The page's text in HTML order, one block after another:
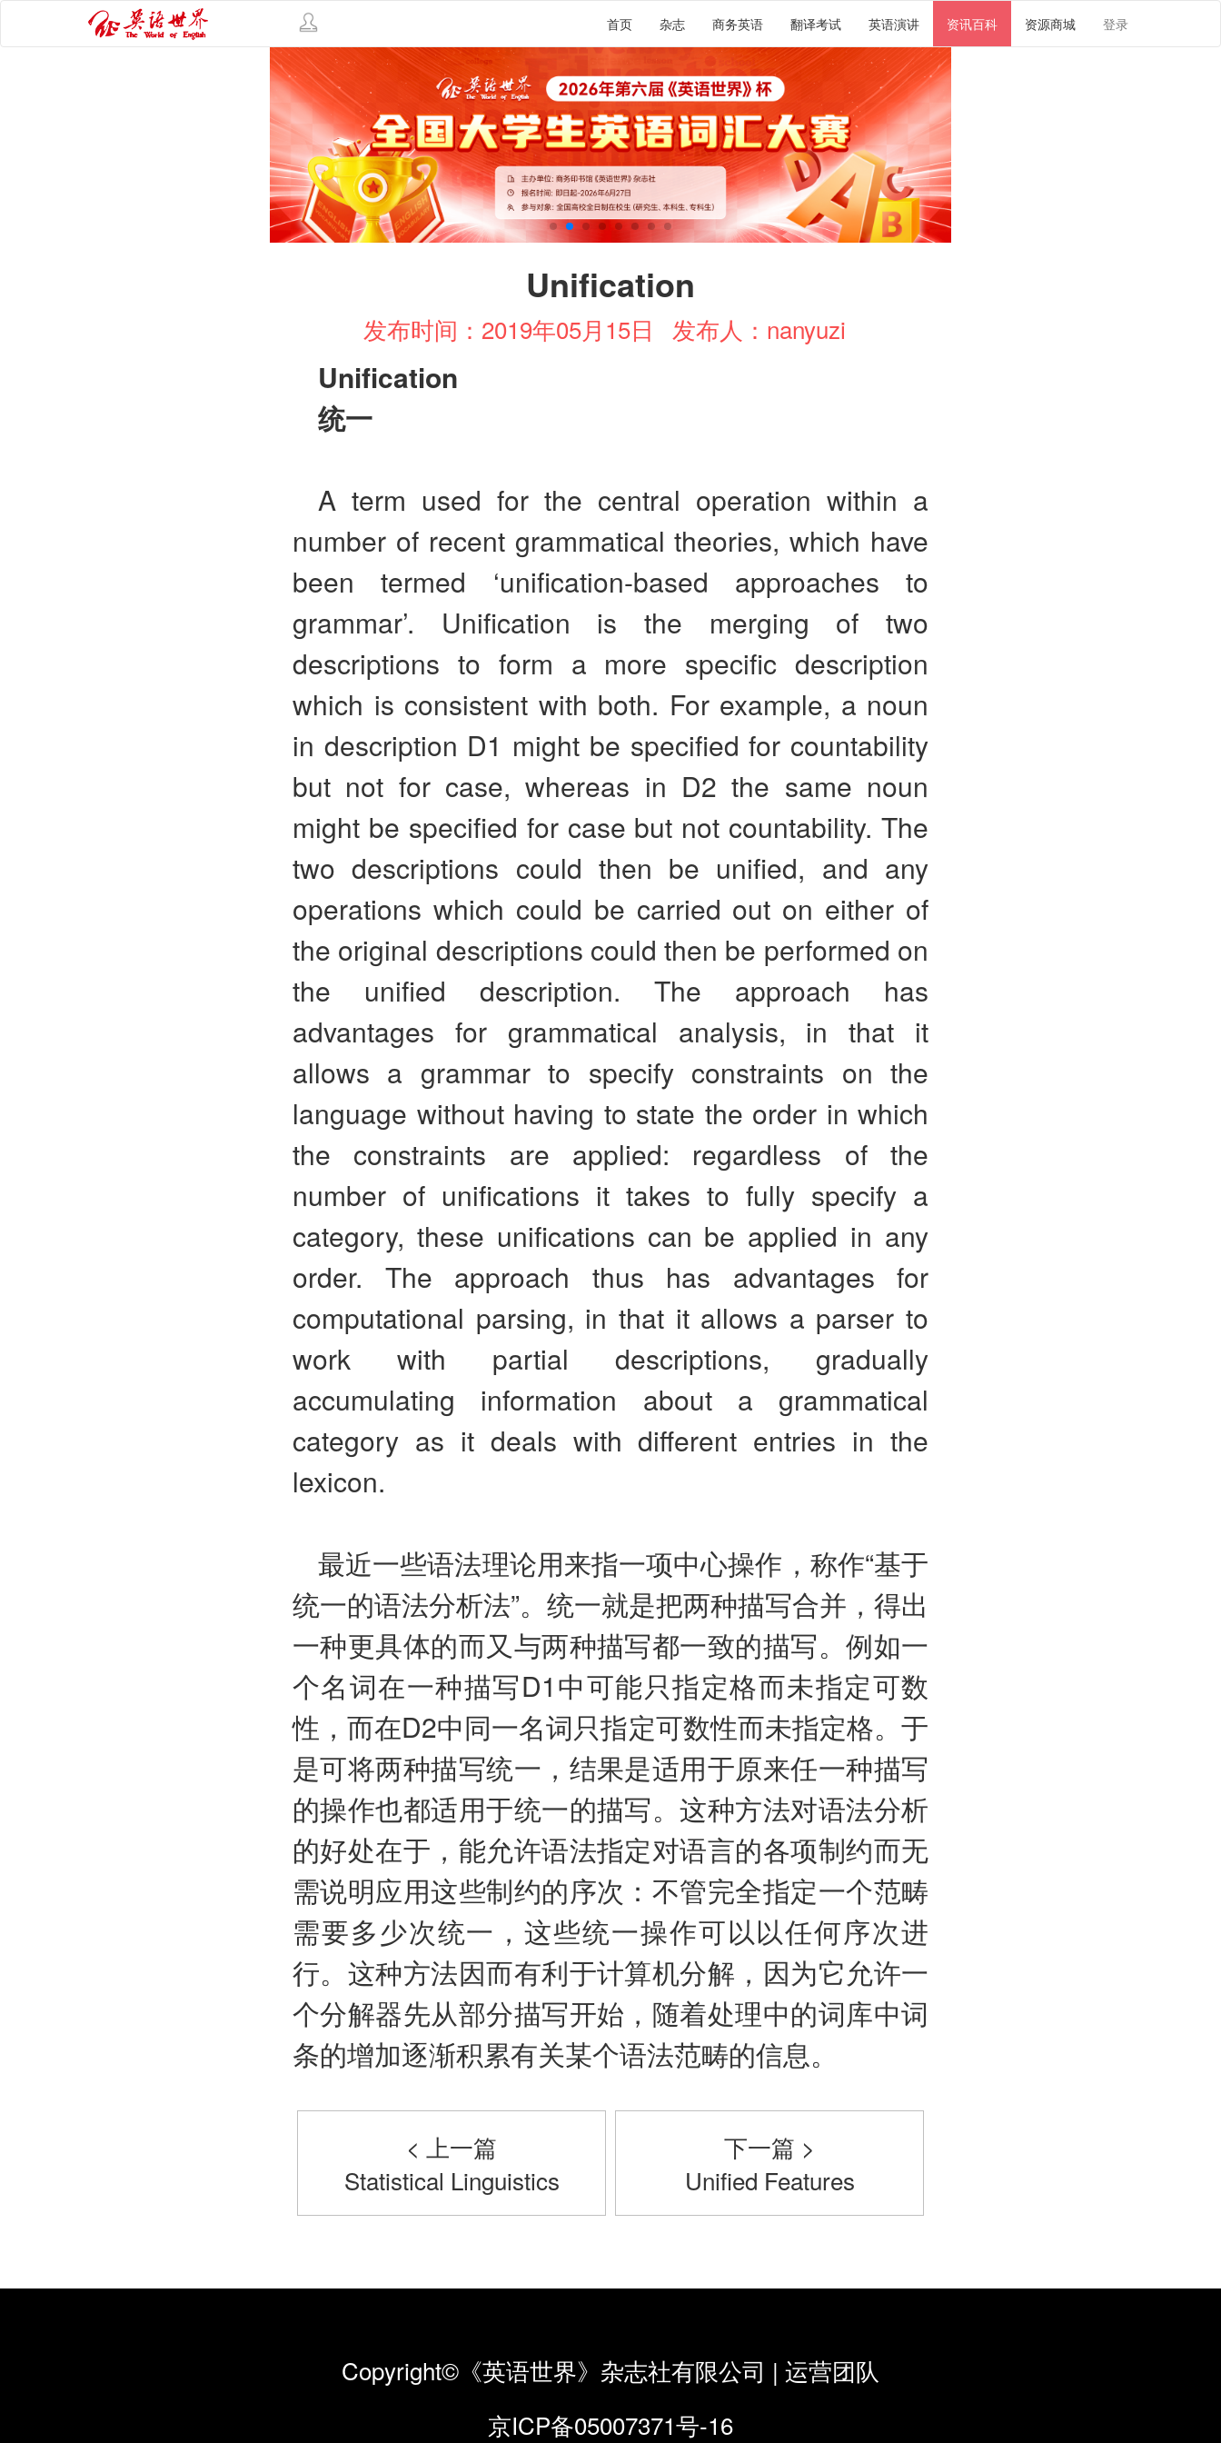
首页 杂志 商务英语 翻译考试 英语演讲 资讯百科 资源商城 登录
Unification
发布时间：2019年05月15日 发布人：nanyuzi
Unification
统一
A term used for the central operation within a
number of recent grammatical theories, which have
been termed ‘unification-based approaches to
grammar’. Unification is the merging of two
descriptions to form a more specific description
which is consistent with both. For example, a noun
in description D1 might be specified for countability
but not for case, whereas in D2 the same noun
might be specified for case but not countability. The
two descriptions could then be unified, and any
operations which could be carried out on either of
the original descriptions could then be performed on
the unified description. The approach has
advantages for grammatical analysis, in that it
allows a grammar to specify constraints on the
language without having to state the order in which
the constraints are applied: regardless of the
number of unifications it takes to fully specify a
category, these unifications can be applied in any
order. The approach thus has advantages for
computational parsing, in that it allows a parser to
work with partial descriptions, gradually
accumulating information about a grammatical
category as it deals with different entries in the
lexicon.
最近一些语法理论用来指一项中心操作，称作“基于
统一的语法分析法”。统一就是把两种描写合并，得出
一种更具体的而又与两种描写都一致的描写。例如一
个名词在一种描写D1中可能只指定格而未指定可数
性，而在D2中同一名词只指定可数性而未指定格。于
是可将两种描写统一，结果是适用于原来任一种描写
的操作也都适用于统一的描写。这种方法对语法分析
的好处在于，能允许语法指定对语言的各项制约而无
需说明应用这些制约的序次：不管完全指定一个范畴
需要多少次统一，这些统一操作可以以任何序次进
行。这种方法因而有利于计算机分解，因为它允许一
个分解器先从部分描写开始，随着处理中的词库中词
条的增加逐渐积累有关某个语法范畴的信息。
< 上一篇
Statistical Linguistics
下一篇 >
Unified Features
Copyright©《英语世界》杂志社有限公司 | 运营团队
京ICP备05007371号-16